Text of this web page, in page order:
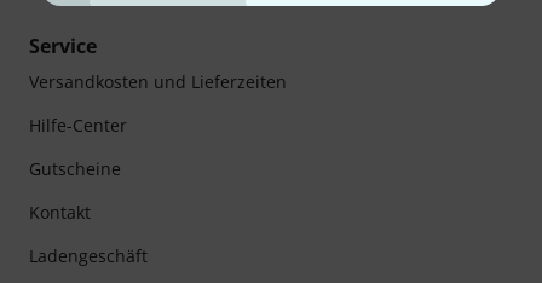
Service
Versandkosten und Lieferzeiten
Hilfe-Center
Gutscheine
Kontakt
Ladengeschäft